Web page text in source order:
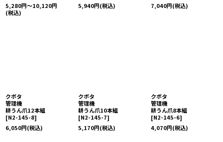
5,280円～10,120円
(税込)
5,940円(税込)
7,040円(税込)
クボタ
管理機
耕うん爪12本組
[N2-145-8]
6,050円(税込)
クボタ
管理機
耕うん爪10本組
[N2-145-7]
5,170円(税込)
クボタ
管理機
耕うん爪8本組
[N2-145-6]
4,070円(税込)